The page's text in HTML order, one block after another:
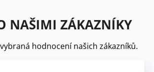
NAŠIMI ZÁKAZNÍKY
hodnocení našich zákazníků.